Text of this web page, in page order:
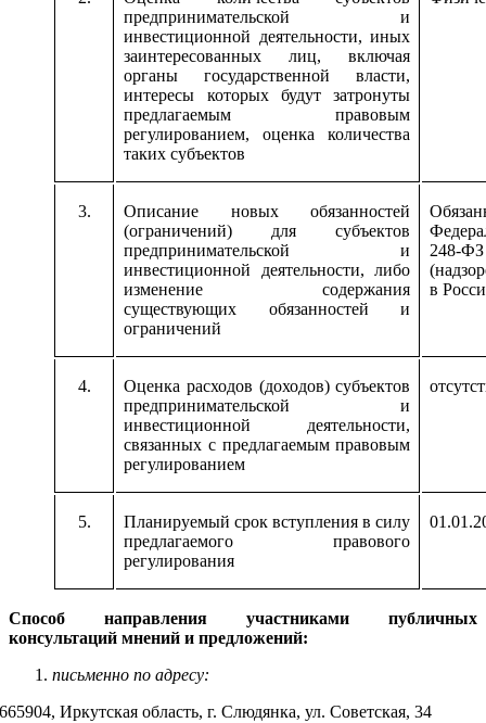
предпринимательской и
инвестиционной деятельности, иных
заинтересованных лиц, включая
органы государственной власти,
интересы которых будут затронуты
предлагаемым правовым
регулированием, оценка количества
таких субъектов
3.
Описание новых обязанностей
(ограничений) для субъектов
предпринимательской и
инвестиционной деятельности, либо
изменение содержания
существующих обязанностей и
ограничений
248-ФЗ
в
4.
Оценка расходов (доходов) субъектов
предпринимательской и
инвестиционной деятельности,
связанных с предлагаемым правовым
регулированием
5.
Планируемый срок вступления в силу
предлагаемого правового
регулирования
Способ направления участниками публичных
консультаций мнений и предложений:
письменно по адресу:
Иркутская область, г. Слюдянка, ул. Советская, 34